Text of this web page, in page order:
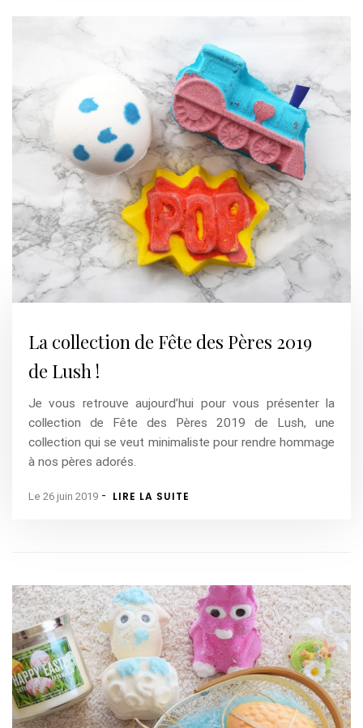
La collection de Fête des Pères 2019
de Lush !
Je vous retrouve aujourd’hui pour vous présenter la
collection de Fête des Pères 2019 de Lush, une
collection qui se veut minimaliste pour rendre hommage
à nos pères adorés.
Le 26 juin 2019 - LIRE LA SUITE